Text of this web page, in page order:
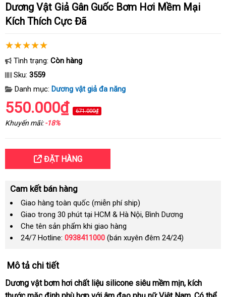
Dương Vật Giả Gân Guốc Bơm Hơi Mềm Mại
Kích Thích Cực Đã
Tình trạng: Còn hàng
Sku: 3559
Danh mục: Dương vật giả đa năng
550.000₫ 671.000₫
Khuyến mãi:-18%
ĐẶT HÀNG
Cam kết bán hàng
Giao hàng toàn quốc (miễn phí ship)
Giao trong 30 phút tại HCM & Hà Nội, Bình Dương
Che tên sản phẩm khi giao hàng
24/7 Hotline: 0938411000 (bán xuyên đêm 24/24)
Mô tả chi tiết
Dương vật bơm hơi chất liệu silicone siêu mềm mịnnội
, kích